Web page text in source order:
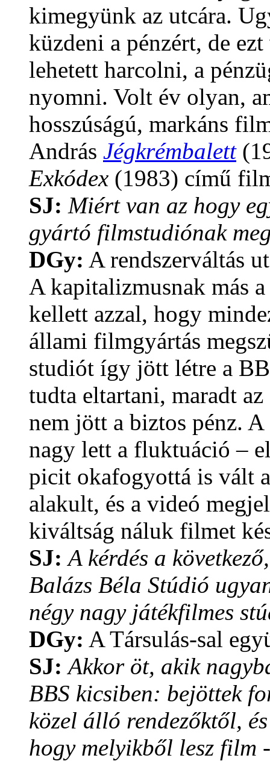
kimegyünk az utcára.
küzdeni a pénzért, de
lehetett harcolni, a
nyomni. Volt év olyan,
hosszúságú, markáns
András Jégkrémbalett
Exkódex (1983) című
SJ: Miért van az hogy
gyártó filmstudiónak
DGy: A rendszerváltás
A kapitalizmusnak más
kellett azzal, hogy
állami filmgyártás
studiót így jött létre a
tudta eltartani, maradt
nem jött a biztos pénz. A
nagy lett a fluktuáció –
picit okafogyottá is vált
alakult, és a videó
kiváltság náluk filmet
SJ: A kérdés a
Balázs Béla Stúdió
négy nagy játékfilmes
DGy: A Társulás-sal
SJ: Akkor öt, akik
BBS kicsiben: bejöttek
közel álló rendezőktől,
hogy melyikből lesz